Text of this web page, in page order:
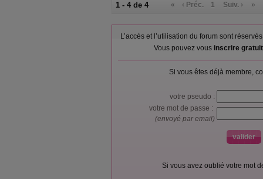
1 - 4 de 4 « ‹ Préc. 1 Suiv. › »
L’accès et l’utilisation du forum sont
Vous pouvez vous inscrire
Si vous êtes déjà membre,
votre pseudo :
votre mot de passe :
(envoyé par email)
Si vous avez oublié votre mot